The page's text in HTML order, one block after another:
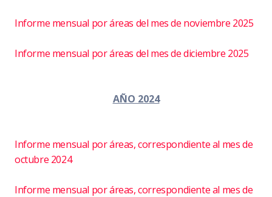
Informe mensual por áreas del mes de noviembre 2025
Informe mensual por áreas del mes de diciembre 2025
AÑO 2024
Informe mensual por áreas, correspondiente al mes de
octubre 2024
Informe mensual por áreas, correspondiente al mes de